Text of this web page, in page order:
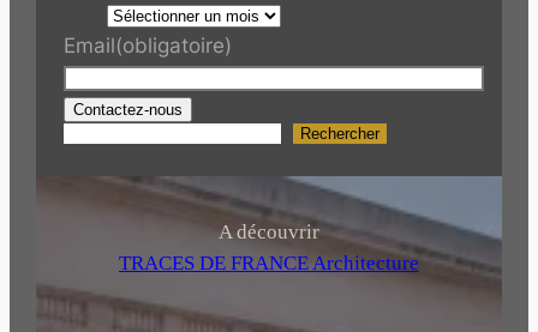
Email(obligatoire)
Contactez-nous
R
r
Rechercher
A découvrir
TRACES DE FRANCE Architecture